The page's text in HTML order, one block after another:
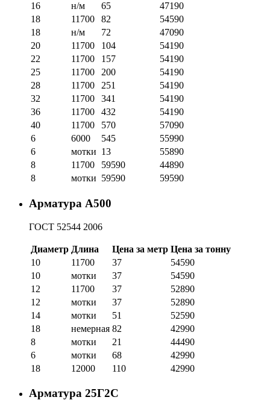
16
н/м 65
47190
18
11700 82
54590
18
н/м 72
47090
20
11700 104
54190
22
11700 157
54190
25
11700 200
54190
28
11700 251
54190
32
11700 341
54190
36
11700 432
54190
40
11700 570
57090
6
6000 545
55990
6
мотки 13
55890
8
11700 59590
44890
8
мотки 59590 59590
Арматура А500
ГОСТ 52544 2006
Диаметр Длина Цена за метр Цена за тонну
10
11700 37
54590
10
мотки 37
54590
12
11700 37
52890
12
мотки 37
52890
14
мотки 51
52590
18
немерная 82
42990
8
мотки 21
44490
6
мотки 68
42990
18
12000 110 42990
Арматура 25Г2С